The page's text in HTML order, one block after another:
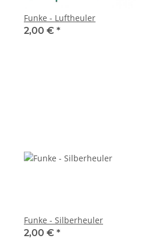
Funke - Luftheuler
2,00 € *
Funke - Silberheuler
2,00 € *